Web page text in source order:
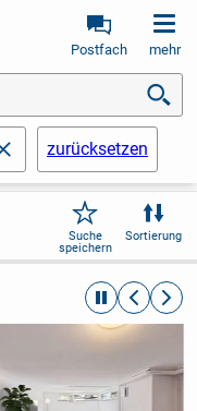
Postfach mehr
schließenzurücksetzen
Suche
speichern
Sortierung
automatische